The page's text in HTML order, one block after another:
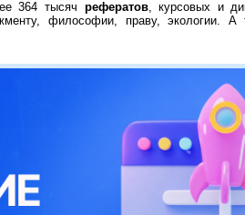
364 тысяч рефератов, курсовых и
философии, праву, экологии.